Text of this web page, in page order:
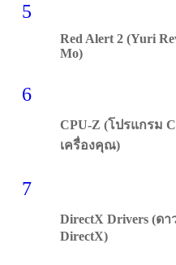
5
Red Alert 2 (Yuri
Mo)
6
CPU-Z (โปรแกรม
เครื่องคุณ)
7
DirectX Drivers (ด
DirectX)